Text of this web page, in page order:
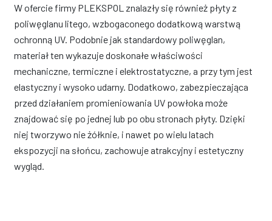
W ofercie firmy PLEKSPOL znalazły się również płyty z
poliwęglanu litego, wzbogaconego dodatkową warstwą
ochronną UV. Podobnie jak standardowy poliwęglan,
materiał ten wykazuje doskonałe właściwości
mechaniczne, termiczne i elektrostatyczne, a przy tym jest
elastyczny i wysoko udarny. Dodatkowo, zabezpieczająca
przed działaniem promieniowania UV powłoka może
znajdować się po jednej lub po obu stronach płyty. Dzięki
niej tworzywo nie żółknie, i nawet po wielu latach
ekspozycji na słońcu, zachowuje atrakcyjny i estetyczny
wygląd.